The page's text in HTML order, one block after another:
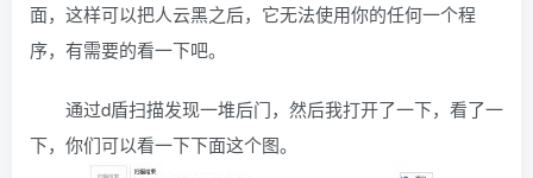
面，这样可以把人云黑之后，它无法使用你的任何一个程
序，有需要的看一下吧。
通过d盾扫描发现一堆后门，然后我打开了一下，看了一
下，你们可以看一下下面这个图。